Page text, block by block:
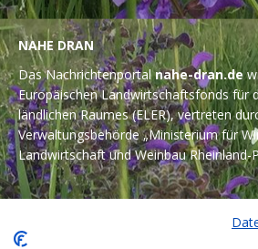
NAHE DRAN
Das Nachrichtenportalnahe-dran.de
Europäischen Landwirtschaftsfonds für
ländlichen Raumes (ELER), vertreten
Verwaltungsbehörde „Ministerium für
Landwirtschaft und Weinbau Rheinland-